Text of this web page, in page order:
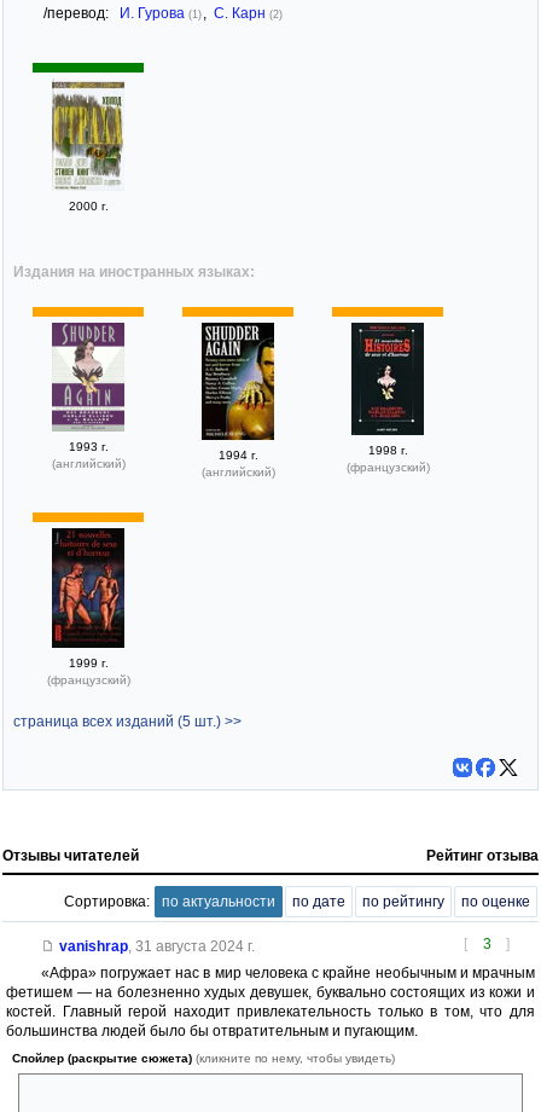
/перевод: И. Гурова (1) С. Карн (2)
2000 г.
Издания на иностранных языках:
1993 г.
(английский)
1994 г.
(английский)
1998 г.
(французский)
1999 г.
(французский)
страница всех изданий (5 шт.) >>
Отзывы читателей Рейтинг отзыва
Сортировка: по актуальности по дате по рейтингу по оценке
[ 3 ]
vanishrap, 31 августа 2024 г.
«Афра» погружает нас в мир человека с крайне необычным и мрачным
фетишем — на болезненно худых девушек, буквально состоящих из кожи и
костей. Главный герой находит привлекательность только в том, что для
большинства людей было бы отвратительным и пугающим.
Спойлер (раскрытие сюжета) (кликните по нему, чтобы увидеть)